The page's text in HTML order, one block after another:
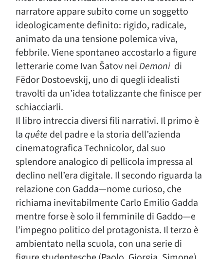
narratore appare subito come un soggetto
ideologicamente definito: rigido, radicale,
animato da una tensione polemica viva,
febbrile. Viene spontaneo accostarlo a figure
letterarie come Ivan Šatov neiDemoni di
Fëdor Dostoevskij, uno di quegli idealisti
travolti da un’idea totalizzante che finisce per
schiacciarli.
Il libro intreccia diversi fili narrativi. Il primo è
laquête del padre e la storia dell’azienda
cinematografica Technicolor, dal suo
splendore analogico di pellicola impressa al
declino nell’era digitale. Il secondo riguarda la
relazione con Gadda—nome curioso, che
richiama inevitabilmente Carlo Emilio Gadda
mentre forse è solo il femminile di Gaddo—e
l’impegno politico del protagonista. Il terzo è
ambientato nella scuola, con una serie di